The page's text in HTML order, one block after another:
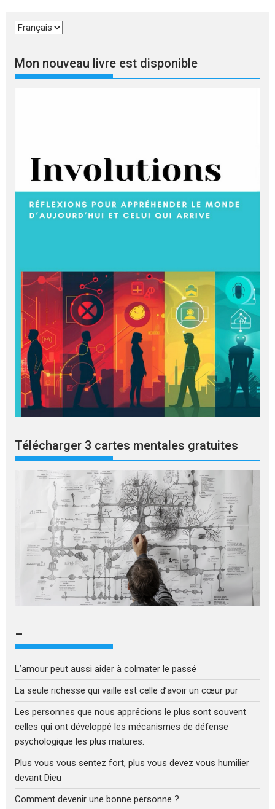
Choisir
langue
Mon nouveau livre est disponible
Télécharger 3 cartes mentales gratuites
–
L’amour peut aussi aider à colmater le passé
La seule richesse qui vaille est celle d’avoir un cœur pur
Les personnes que nous apprécions le plus sont souvent
celles qui ont développé les mécanismes de défense
psychologique les plus matures.
Plus vous vous sentez fort, plus vous devez vous humilier
devant Dieu
Comment devenir une bonne personne ?